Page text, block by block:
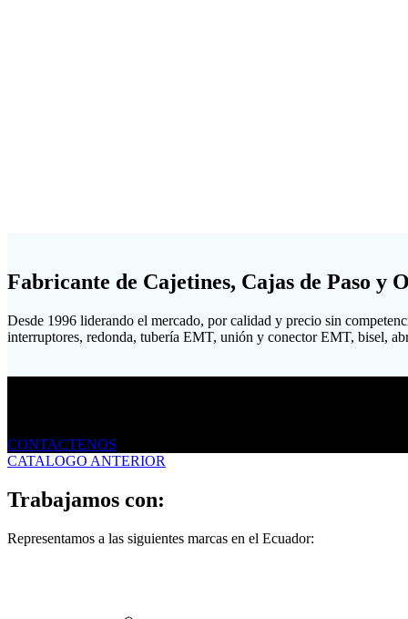
Fabricante de Cajetines, Cajas de Paso
Desde 1996 liderando el mercado, por calidad y precio sin
interruptores, redonda, tubería EMT, unión y conector EMT, bisel,
CONTACTENOS
CATALOGO ANTERIOR
Trabajamos con:
Representamos a las siguientes marcas en el Ecuador: